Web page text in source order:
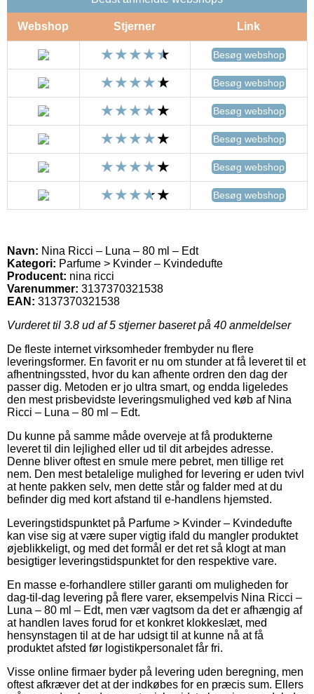
Webshop Stjerner Link
Besøg webshop
Besøg webshop
Besøg webshop
Besøg webshop
Besøg webshop
Besøg webshop
Navn: Nina Ricci – Luna – 80 ml – Edt
Kategori: Parfume > Kvinder – Kvindedufte
Producent: nina ricci
Varenummer: 3137370321538
EAN: 3137370321538
Vurderet til 3.8 ud af 5 stjerner baseret på 40 anmeldelser
De fleste internet virksomheder frembyder nu flere
leveringsformer. En favorit er nu om stunder at få leveret til et
afhentningssted, hvor du kan afhente ordren den dag der
passer dig. Metoden er jo ultra smart, og endda ligeledes
den mest prisbevidste leveringsmulighed ved køb af Nina
Ricci – Luna – 80 ml – Edt.
Du kunne på samme måde overveje at få produkterne
leveret til din lejlighed eller ud til dit arbejdes adresse.
Denne bliver oftest en smule mere pebret, men tillige ret
nem. Den mest betalelige mulighed for levering er uden tvivl
at hente pakken selv, men dette står og falder med at du
befinder dig med kort afstand til e-handlens hjemsted.
Leveringstidspunktet på Parfume > Kvinder – Kvindedufte
kan vise sig at være super vigtig ifald du mangler produktet
øjeblikkeligt, og med det formål er det ret så klogt at man
besigtiger leveringstidspunktet for den respektive vare.
En masse e-forhandlere stiller garanti om muligheden for
dag-til-dag levering på flere varer, eksempelvis Nina Ricci –
Luna – 80 ml – Edt, men vær vagtsom da det er afhængig af
at handlen laves forud for et konkret klokkeslæt, med
hensynstagen til at de har udsigt til at kunne nå at få
produktet afsted før logistikpersonalet får fri.
Visse online firmaer byder på levering uden beregning, men
oftest afkræver det at der indkøbes for en præcis sum. Ellers